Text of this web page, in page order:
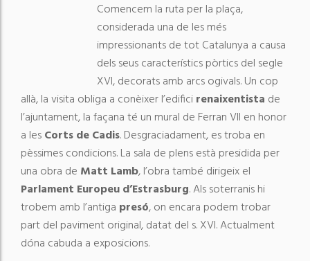
Comencem la ruta per la plaça,
considerada una de les més
impressionants de tot Catalunya a causa
dels seus característics pòrtics del segle
XVI, decorats amb arcs ogivals. Un cop
allà, la visita obliga a conèixer l’edificirenaixentista de
l’ajuntament, la façana té un mural de Ferran VII en honor
a lesCorts de Cadis. Desgraciadament, es troba en
pèssimes condicions. La sala de plens està presidida per
una obra de Matt Lamb, l’obra també dirigeix ​​el
Parlament Europeu d’Estrasburg. Als soterranis hi
trobem amb l’antiga presó, on encara podem trobar
part del paviment original, datat del s. XVI. Actualment
dóna cabuda a exposicions.